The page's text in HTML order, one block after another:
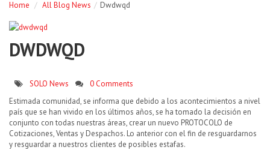
Home / All Blog News / Dwdwqd
DWDWQD
SOLO News
0 Comments
Estimada comunidad, se informa que debido a los acontecimientos a nivel
país que se han vivido en los últimos años, se ha tomado la decisión en
conjunto con todas nuestras áreas, crear un nuevo PROTOCOLO de
Cotizaciones, Ventas y Despachos. Lo anterior con el fin de resguardarnos
y resguardar a nuestros clientes de posibles estafas.